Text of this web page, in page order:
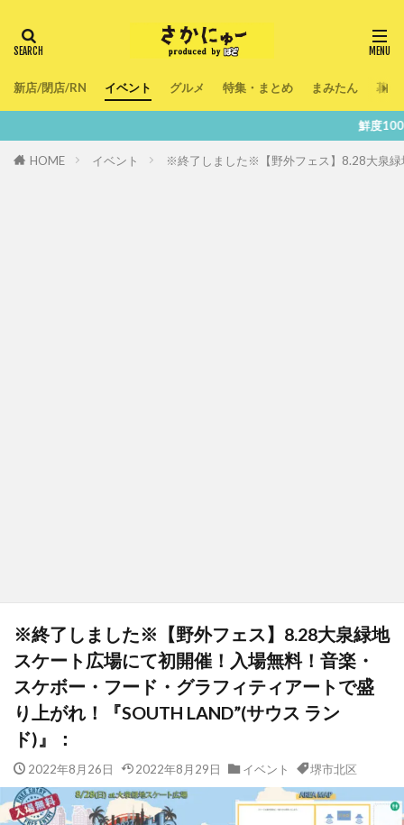
新店/閉店/RN イベント グルメ 特集・まとめ まみたん 暮ら
鮮度100％！堺・南大阪の『
HOME イベント ※終了しました※【野外フェス】8.28大泉緑
※終了しました※【野外フェス】8.28大泉緑地
スケート広場にて初開催！入場無料！音楽・
スケボー・フード・グラフィティアートで盛
り上がれ！『SOUTH LAND”(サウス ラン
ド)』：
2022年8月26日 2022年8月29日 イベント 堺市北区